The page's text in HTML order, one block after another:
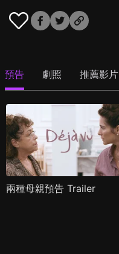
預告 劇照 推薦影片
兩種母親預告 Trailer